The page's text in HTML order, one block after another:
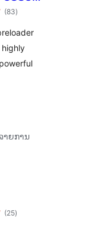
(83ຄະແນນ
ທັງໝົດ
)
highly
າຍການ
(25ຄະແນນ
ທັງໝົດ
)